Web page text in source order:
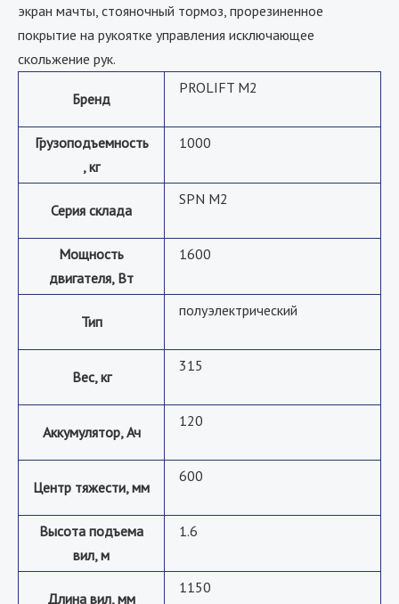
экран мачты, стояночный тормоз, прорезиненное
покрытие на рукоятке управления исключающее
скольжение рук.
Бренд
PROLIFT M2
Грузоподъемность
, кг
1000
Серия склада
SPN M2
Мощность
двигателя, Вт
1600
Тип
полуэлектрический
Вес, кг
315
Аккумулятор, Ач
120
Центр тяжести, мм
600
Высота подъема
вил, м
1.6
Длина вил, мм
1150